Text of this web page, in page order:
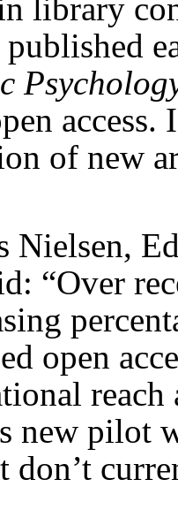
library
of new
Nielsen,
“Over
open
reach
new pilot
don’t